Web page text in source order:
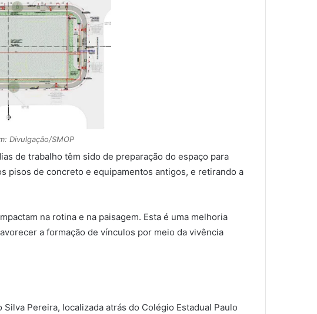
Divulgação/SMOP
de trabalho têm sido de preparação do espaço para
pisos de concreto e equipamentos antigos, e retirando a
na rotina e na paisagem. Esta é uma melhoria
a formação de vínculos por meio da vivência
Pereira, localizada atrás do Colégio Estadual Paulo